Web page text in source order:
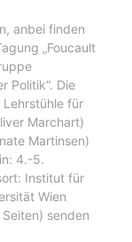
anbei finden
„Foucault
Politik“. Die
für
Marchart)
Martinsen)
4.-5.
Institut für
Wien
senden